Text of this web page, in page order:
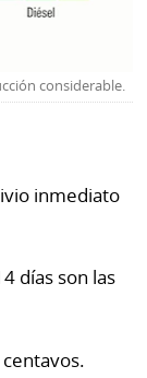
considerable.
inmediato
días son las